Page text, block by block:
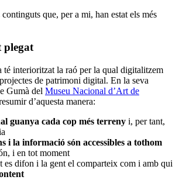
que, per a mi, han estat els més
plegat
té interioritzat la raó per la qual digitalitzem
de patrimoni digital. En la seva
Gumà del Museu Nacional d’Art de
d’aquesta manera:
guanya cada cop més terreny i, per tant,
i la informació són accessibles a tothom
i en tot moment
es difon i la gent el comparteix com i amb qui